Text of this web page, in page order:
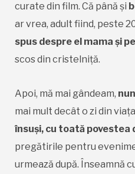
curate din film. Că până și
ar vrea, adult fiind, peste
spus despre el mama și
scos din cristelniță.
Apoi, mă mai gândeam,
mai mult decât o zi din
însuși, cu toată povestea
pregătirile pentru
urmează după. Înseamnă